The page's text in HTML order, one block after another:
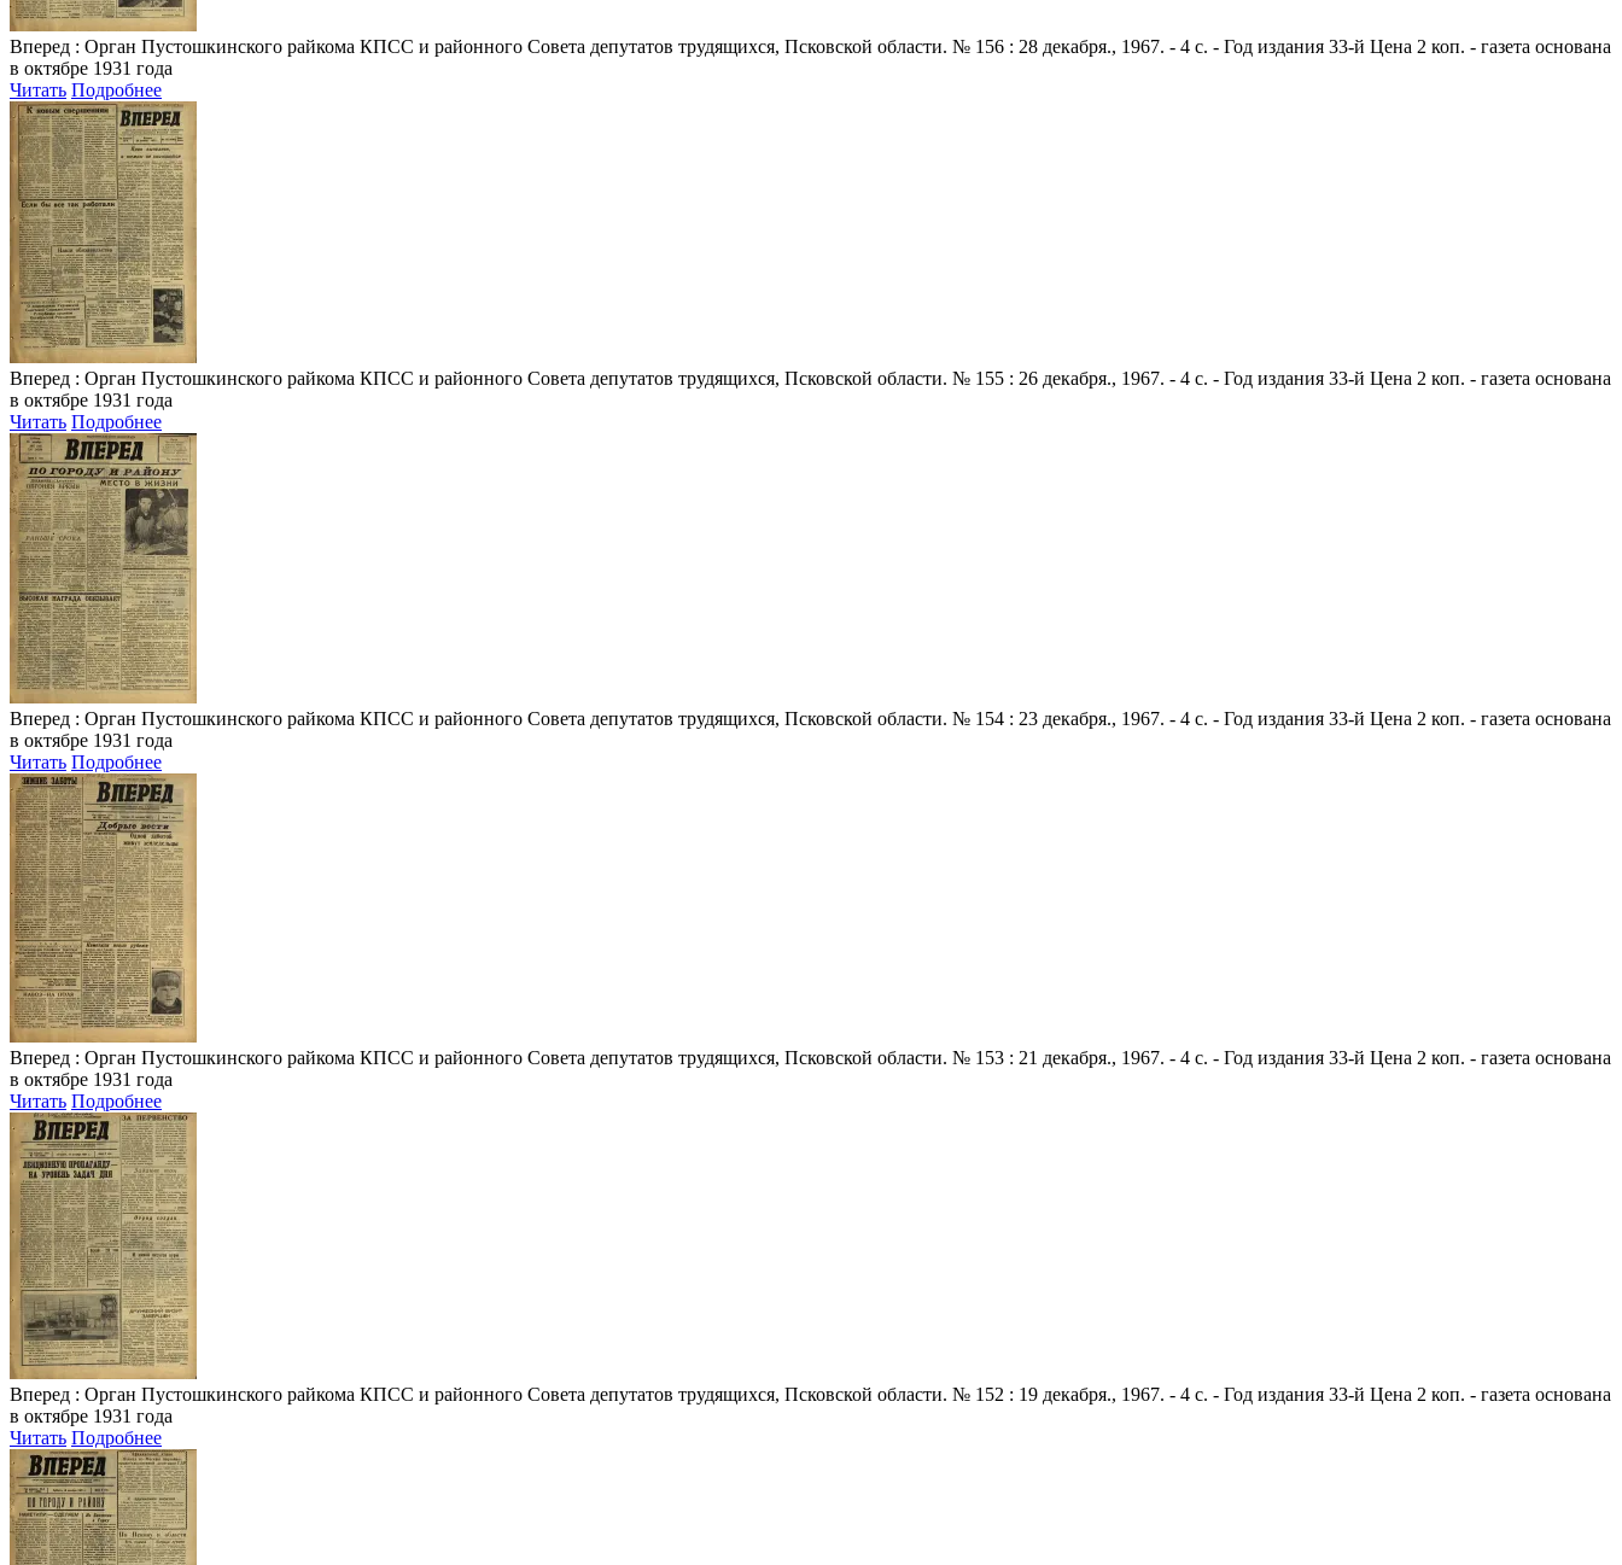
Вперед : Орган Пустошкинского райкома КПСС и районного Совета депутатов трудящихся, Псковской области. № 156 : 28 декабря., 1967. - 4 с. - Год издания 33-й Цена 2 коп. - газета основана
в октябре 1931 года
Читать Подробнее
Вперед : Орган Пустошкинского райкома КПСС и районного Совета депутатов трудящихся, Псковской области. № 155 : 26 декабря., 1967. - 4 с. - Год издания 33-й Цена 2 коп. - газета основана
в октябре 1931 года
Читать Подробнее
Вперед : Орган Пустошкинского райкома КПСС и районного Совета депутатов трудящихся, Псковской области. № 154 : 23 декабря., 1967. - 4 с. - Год издания 33-й Цена 2 коп. - газета основана
в октябре 1931 года
Читать Подробнее
Вперед : Орган Пустошкинского райкома КПСС и районного Совета депутатов трудящихся, Псковской области. № 153 : 21 декабря., 1967. - 4 с. - Год издания 33-й Цена 2 коп. - газета основана
в октябре 1931 года
Читать Подробнее
Вперед : Орган Пустошкинского райкома КПСС и районного Совета депутатов трудящихся, Псковской области. № 152 : 19 декабря., 1967. - 4 с. - Год издания 33-й Цена 2 коп. - газета основана
в октябре 1931 года
Читать Подробнее